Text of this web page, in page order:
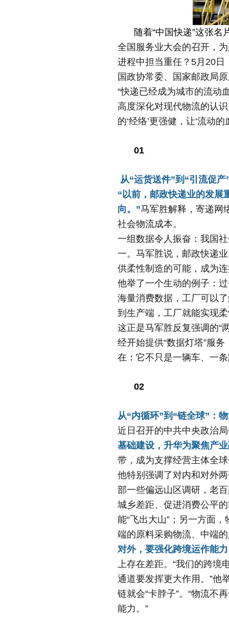
随着“中国快递”这张
全国服务业大会的召开，
进程中担当重任？5月20
国政协常委、国家邮政局
“快递已经成为城市的流动
高度深化对现代物流的认识
的‘经络’更强健，让‘流动
01
从“运货送件”到“引流促产
“以前，邮政快递业的发展
向。”马军胜解释，寄递网
社会物流成本。
一组数据令人振奋：我国
一。马军胜说，邮政快递
供柔性制造的可能，成为
他举了一个生动的例子：
海量消费数据，工厂可以
到生产端，工厂就能实现柔
这正是马军胜反复强调的
经开始提供“数据灯塔”服
在：它不只是一辆车、一
02
从“内循环”到“链全球”：
近日召开的中共中央政治
基础建设，升华为聚焦产
带，成为支撑经营主体全
他特别强调了对内和对外
部一些偏远山区调研，老
城乡差距、促进消费公平
能“飞出大山”；另一方面
端的原料采购物流、中端
对外，要强化跨境运作能
上存在差距。“我们的跨境
通道要发挥更大作用。”他
链就会“卡脖子”。“物流不
能力。”